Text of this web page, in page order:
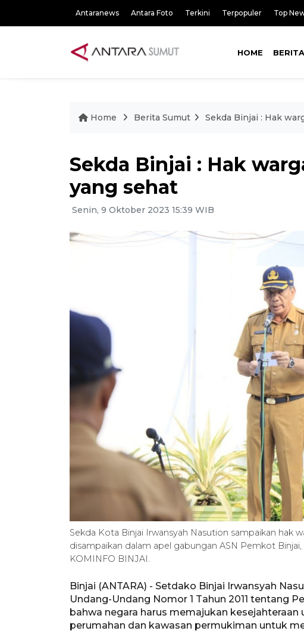
Antaranews Antara Foto Terkini Terpopuler Top
HOME
Home Berita Sumut Sekda Binjai : Hak
Sekda Binjai : Hak
yang sehat
Senin, 9 Oktober 2023 15:39 WIB
Sekda Kota Binjai Irwansyah Nasution sampaikan hak
disampaikan dalam apel gabungan ASN Pemkot Binjai,
KOMINFO BINJAI.
Binjai (ANTARA) - Setdako Binjai Irwansyah
Undang-Undang Nomor 1 Tahun 2011 tentang
bahwa negara harus memajukan
perumahan dan kawasan permukiman untuk